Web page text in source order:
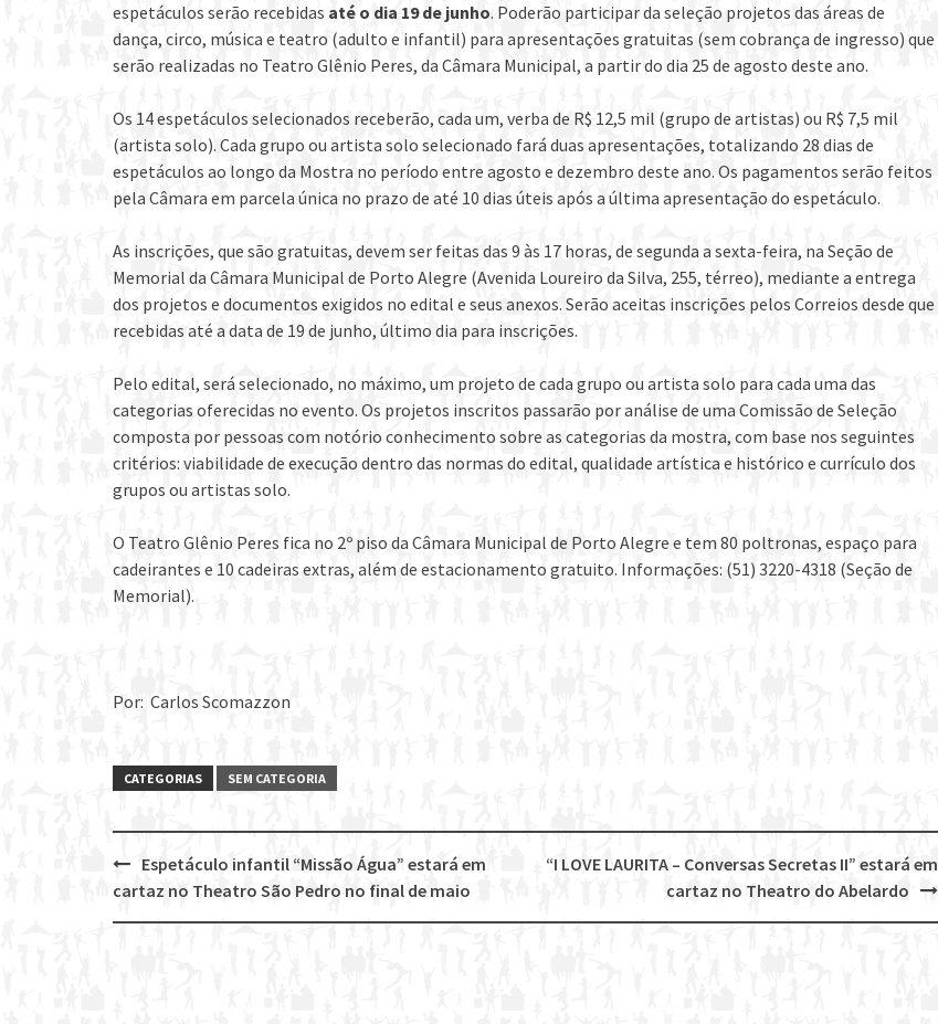
espetáculos serão recebidas até o dia 19 de junho. Poderão participar da seleção projetos das áreas de
dança, circo, música e teatro (adulto e infantil) para apresentações gratuitas (sem cobrança de ingresso) que
serão realizadas no Teatro Glênio Peres, da Câmara Municipal, a partir do dia 25 de agosto deste ano.
Os 14 espetáculos selecionados receberão, cada um, verba de R$ 12,5 mil (grupo de artistas) ou R$ 7,5 mil
(artista solo). Cada grupo ou artista solo selecionado fará duas apresentações, totalizando 28 dias de
espetáculos ao longo da Mostra no período entre agosto e dezembro deste ano. Os pagamentos serão feitos
pela Câmara em parcela única no prazo de até 10 dias úteis após a última apresentação do espetáculo.
As inscrições, que são gratuitas, devem ser feitas das 9 às 17 horas, de segunda a sexta-feira, na Seção de
Memorial da Câmara Municipal de Porto Alegre (Avenida Loureiro da Silva, 255, térreo), mediante a entrega
dos projetos e documentos exigidos no edital e seus anexos. Serão aceitas inscrições pelos Correios desde que
recebidas até a data de 19 de junho, último dia para inscrições.
Pelo edital, será selecionado, no máximo, um projeto de cada grupo ou artista solo para cada uma das
categorias oferecidas no evento. Os projetos inscritos passarão por análise de uma Comissão de Seleção
composta por pessoas com notório conhecimento sobre as categorias da mostra, com base nos seguintes
critérios: viabilidade de execução dentro das normas do edital, qualidade artística e histórico e currículo dos
grupos ou artistas solo.
O Teatro Glênio Peres fica no 2º piso da Câmara Municipal de Porto Alegre e tem 80 poltronas, espaço para
cadeirantes e 10 cadeiras extras, além de estacionamento gratuito. Informações: (51) 3220-4318 (Seção de
Memorial).
Por: Carlos Scomazzon
CATEGORIAS SEM CATEGORIA
Post
navigation
“I LOVE LAURITA – Conversas Secretas II” estará em
cartaz no Theatro do Abelardo
Espetáculo infantil “Missão Água” estará em
cartaz no Theatro São Pedro no final de maio